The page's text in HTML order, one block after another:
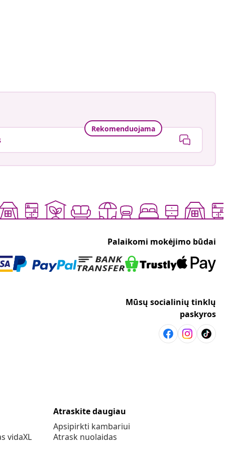
Rekomenduojama
Palaikomi mokėjimo būdai
Mūsų socialinių tinklų
paskyros
vidaXL
Atraskite daugiau
Apsipirkti kambariui
Atrask nuolaidas